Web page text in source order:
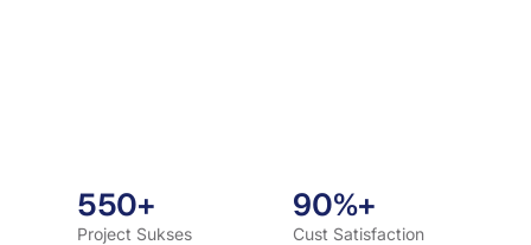
550+
Project Sukses
90%+
Cust Satisfaction